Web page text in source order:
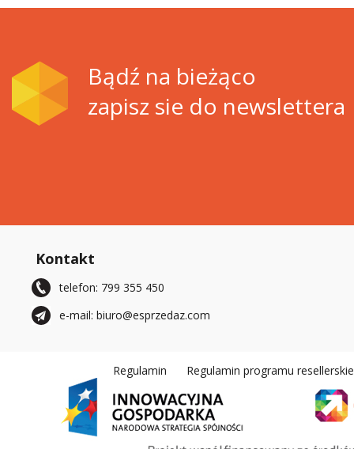
Bądź na bieżąco
zapisz sie do newslettera
Kontakt
telefon: 799 355 450
e-mail: biuro@esprzedaz.com
Regulamin Regulamin programu